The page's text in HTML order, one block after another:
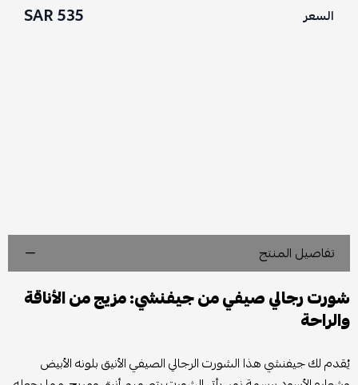
السعر 535 SAR
تفاصيل المنتج
شورت رجالي صيفي من جيفنشي: مزيج من الأناقة
والراحة
يُقدم لك جيفنشي هذا الشورت الرجالي الصيفي الأنيق بلونه الأبيض